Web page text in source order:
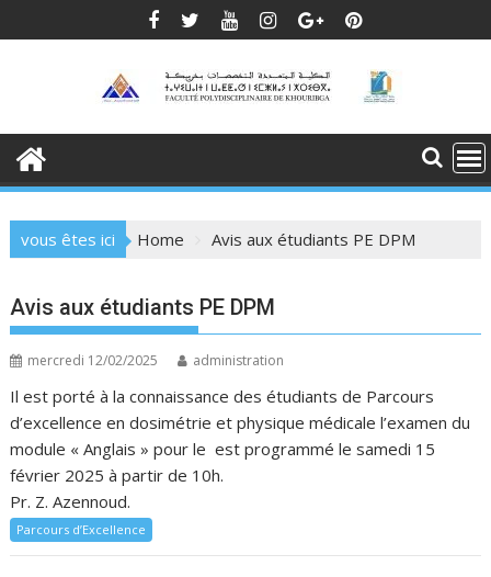
to
vous êtes ici Home Avis aux étudiants PE DPM
Avis aux étudiants PE DPM
mercredi 12/02/2025 administration
Il est porté à la connaissance des étudiants de Parcours
d’excellence en dosimétrie et physique médicale l’examen du
module « Anglais » pour le est programmé le samedi 15
février 2025 à partir de 10h.
Pr. Z. Azennoud.
Parcours d’Excellence